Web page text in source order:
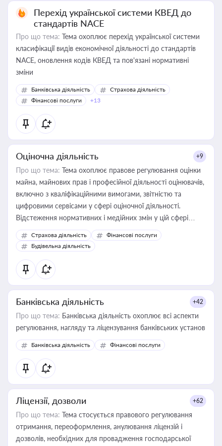
Перехід української системи КВЕД до
стандартів NACE
Про що тема: Тема охоплює перехід української системи
класифікації видів економічної діяльності до стандартів
NACE, оновлення кодів КВЕД та пов'язані нормативні
зміни
Банківська діяльність
Страхова діяльність
Фінансові послуги
+13
Оціночна діяльність +9
Про що тема: Тема охоплює правове регулювання оцінки
майна, майнових прав і професійної діяльності оцінювачів,
включно з кваліфікаційними вимогами, звітністю та
цифровими сервісами у сфері оціночної діяльності.
Відстеження нормативних і медійних змін у цій сфері
корисне для власника бізнесу, керівника, юриста або
бухгалтера під час оподаткування, приватизації, оренди
державного майна, корпоративних угод і перевірки
статусу суб'єктів оціночної діяльності
Страхова діяльність
Фінансові послуги
Будівельна діяльність
Банківська діяльність +42
Про що тема: Банківська діяльність охоплює всі аспекти
регулювання, нагляду та ліцензування банківських установ
Банківська діяльність Фінансові послуги
Ліцензії, дозволи +62
Про що тема: Тема стосується правового регулювання
отримання, переоформлення, анулювання ліцензій і
дозволів, необхідних для провадження господарської